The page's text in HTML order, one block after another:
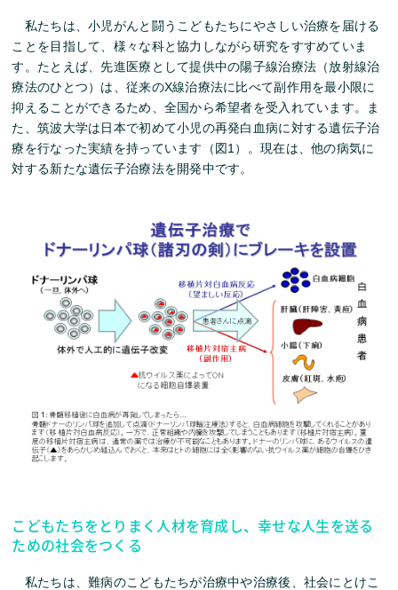
私たちは、小児がんと闘うこどもたちにやさしい治療を届ける
ことを目指して、様々な科と協力しながら研究をすすめていま
す。たとえば、先進医療として提供中の陽子線治療法（放射線治
療法のひとつ）は、従来のX線治療法に比べて副作用を最小限に
抑えることができるため、全国から希望者を受入れています。ま
た、筑波大学は日本で初めて小児の再発白血病に対する遺伝子治
療を行なった実績を持っています（図1）。現在は、他の病気に
対する新たな遺伝子治療法を開発中です。
こどもたちをとりまく人材を育成し、幸せな人生を送る
ための社会をつくる
私たちは、難病のこどもたちが治療中や治療後、社会にとけこ